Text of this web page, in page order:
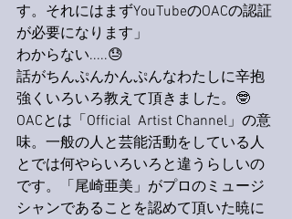
す。それにはまずYouTubeのOACの認証
が必要になります」
わからない.....😓
話がちんぷんかんぷんなわたしに辛抱
強くいろいろ教えて頂きました。🤓
OACとは「Official  Artist Channel」の意
味。一般の人と芸能活動をしている人
とでは何やらいろいろと違うらしいの
です。「尾崎亜美」がプロのミュージ
シャンであることを認めて頂いた暁に